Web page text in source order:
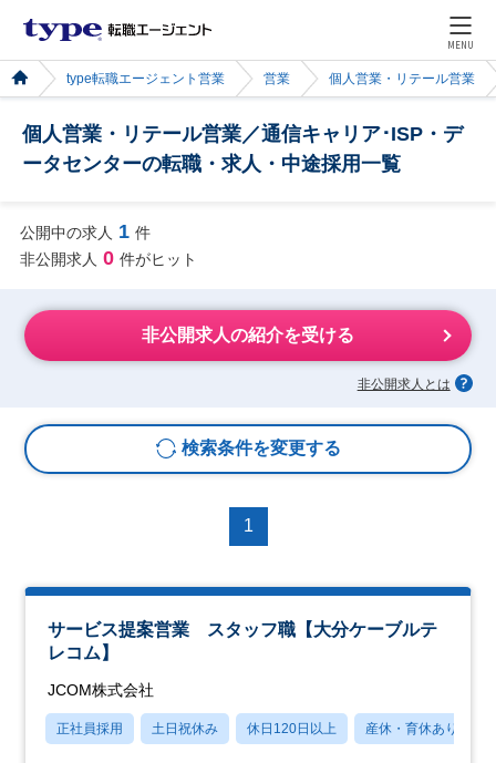
MENU
type転職エージェント営業 営業 個人営業・リテール営業
個人営業・リテール営業／通信キャリア･ISP・デ
ータセンターの転職・求人・中途採用一覧
公開中の求人 1 件
非公開求人 0 件がヒット
非公開求人の紹介を受ける
非公開求人とは
検索条件を変更する
1
サービス提案営業 スタッフ職【大分ケーブルテ
レコム】
JCOM株式会社
正社員採用 土日祝休み 休日120日以上 産休・育休あり